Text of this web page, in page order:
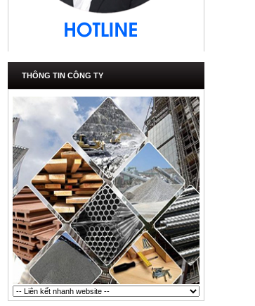
THÔNG TIN CÔNG TY